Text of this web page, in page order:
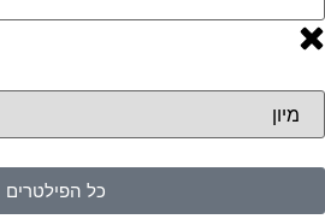
כל הפילטרים